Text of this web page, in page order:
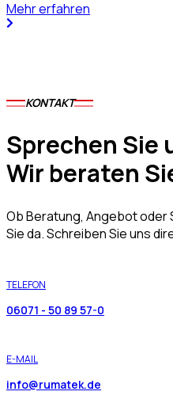
Mehr erfahren
KONTAKT
Sprechen Sie
Wir beraten
Ob Beratung, Angebot oder
Sie da. Schreiben Sie uns
TELEFON
06071 - 50 89 57-0
E-MAIL
info@rumatek.de